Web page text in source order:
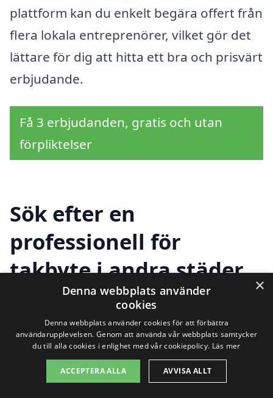
plattform kan du enkelt begära offert från
flera lokala entreprenörer, vilket gör det
lättare för dig att hitta ett bra och prisvärt
erbjudande.
Få 3 erbjudanden, gratis och utan
förpliktelser
Sök efter en
professionell för
takbyte i andra städer
nära Ringarum
Att hitta ett pålitligt företag förtakbyte i
Ringarumbehöver inte vara svårt. Det
×
Denna webbplats använder
cookies
Denna webbplats använder cookies för att förbättra
användarupplevelsen. Genom att använda vår webbplats samtycker
du till alla cookies i enlighet med vår cookiepolicy. Läs mer
ACCEPTERA ALLA AVVISA ALLT